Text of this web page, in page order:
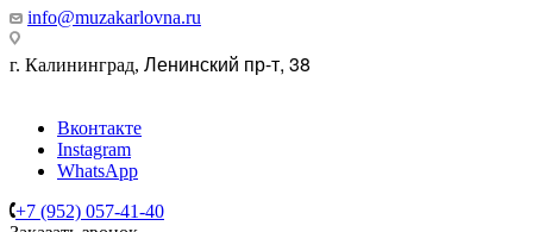
info@muzakarlovna.ru
г. Калининград, Ленинский пр-т, 38
Вконтакте
Instagram
WhatsApp
+7 (952) 057-41-40